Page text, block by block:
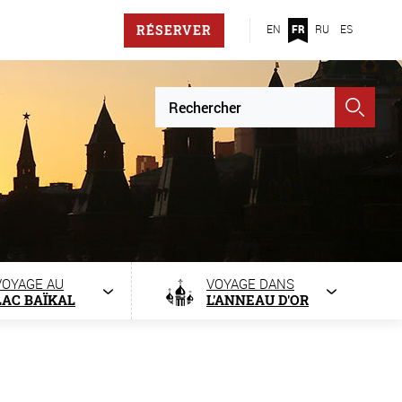
RÉSERVER EN FR RU ES
AU
BAÏKAL
VOYAGE DANS
L'ANNEAU D'OR